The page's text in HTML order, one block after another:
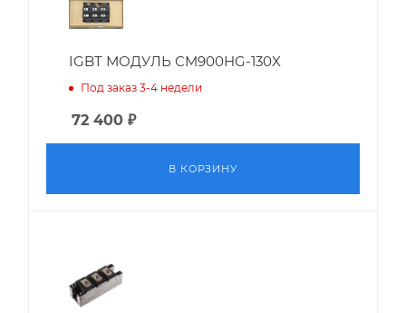
IGBT МОДУЛЬ CM900HG-130X
Под заказ 3-4 недели
72 400 ₽
В КОРЗИНУ